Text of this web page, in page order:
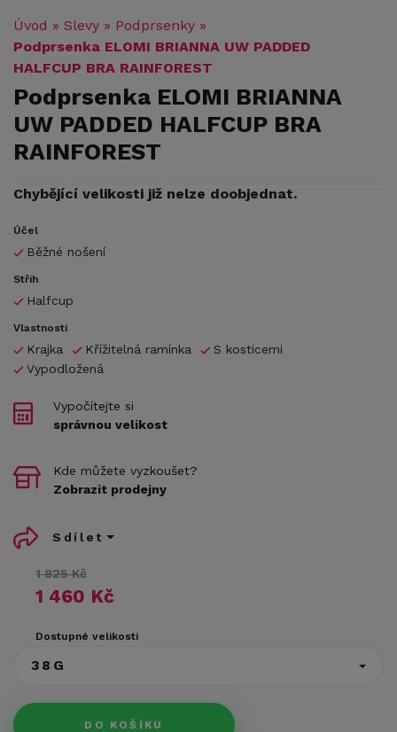
Úvod » Slevy » Podprsenky »
Podprsenka ELOMI BRIANNA UW PADDED
HALFCUP BRA RAINFOREST
Podprsenka ELOMI BRIANNA
UW PADDED HALFCUP BRA
RAINFOREST
Chybějící velikosti již nelze doobjednat.
Účel
Běžné nošení
Střih
Halfcup
Vlastnosti
Krajka Křížitelná ramínka
S kosticemi
Vypodložená
1 825 Kč
1 460 Kč
Dostupné velikosti
38G
DO KOŠÍKU
Vypočítejte si
správnou velikost
Kde můžete vyzkoušet?
Zobrazit prodejny
Sdílet